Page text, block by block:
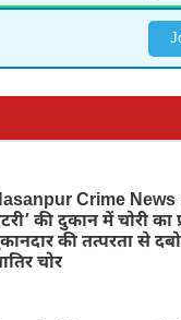
Crime News
की दुकान में चोरी का
की तत्परता से
चोर